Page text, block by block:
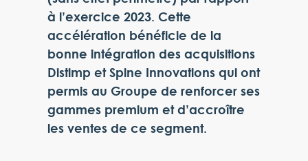
à l’exercice 2023. Cette
accélération bénéficie de la
bonne intégration des acquisitions
Distimp et Spine Innovations qui ont
permis au Groupe de renforcer ses
gammes premium et d’accroître
les ventes de ce segment.